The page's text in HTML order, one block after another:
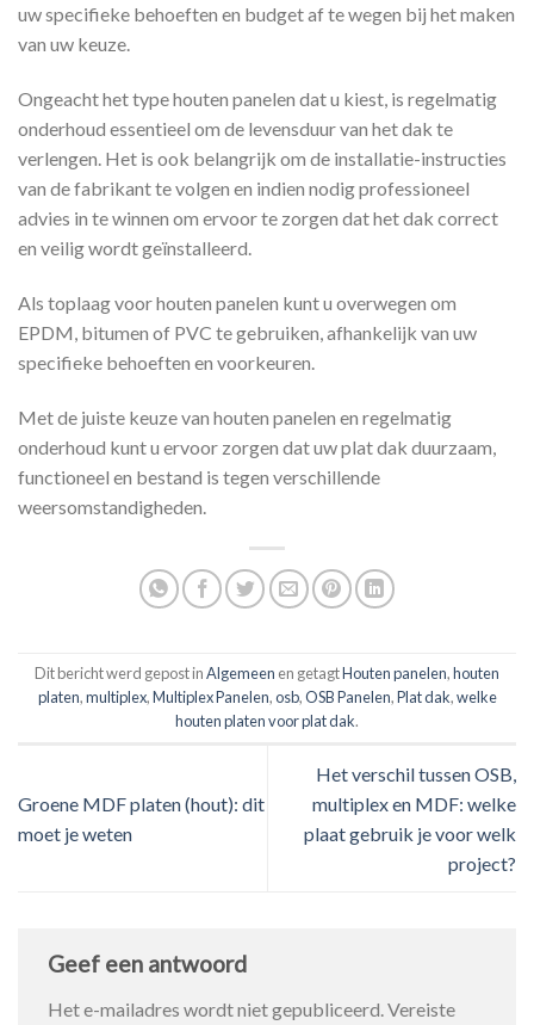
uw specifieke behoeften en budget af te wegen bij het maken
van uw keuze.
Ongeacht het type houten panelen dat u kiest, is regelmatig
onderhoud essentieel om de levensduur van het dak te
verlengen. Het is ook belangrijk om de installatie-instructies
van de fabrikant te volgen en indien nodig professioneel
advies in te winnen om ervoor te zorgen dat het dak correct
en veilig wordt geïnstalleerd.
Als toplaag voor houten panelen kunt u overwegen om
EPDM, bitumen of PVC te gebruiken, afhankelijk van uw
specifieke behoeften en voorkeuren.
Met de juiste keuze van houten panelen en regelmatig
onderhoud kunt u ervoor zorgen dat uw plat dak duurzaam,
functioneel en bestand is tegen verschillende
weersomstandigheden.
Dit bericht werd gepost inAlgemeen en getagtHouten panelen,houten
platen,multiplex,Multiplex Panelen,osb,OSB Panelen,Plat dak,welke
houten platen voor plat dak.
Groene MDF platen (hout): dit
moet je weten
Het verschil tussen OSB,
multiplex en MDF: welke
plaat gebruik je voor welk
project?
Geef een antwoord
Het e-mailadres wordt niet gepubliceerd. Vereiste